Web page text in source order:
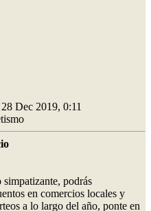
28 Dec 2019, 0:11
podrás
en comercios locales y
a lo largo del año, ponte en